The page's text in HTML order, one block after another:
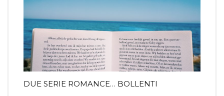
DUE SERIE ROMANCE… BOLLENTI